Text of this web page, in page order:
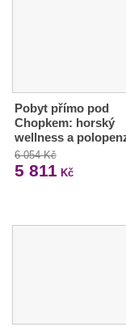
Pobyt přímo pod
Chopkem: horský
wellness a
6 054 Kč
5 811 Kč